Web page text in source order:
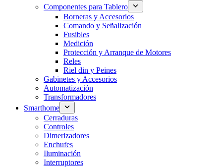
Componentes para Tablero
Borneras y Accesorios
Comando y Señalización
Fusibles
Medición
Protección y Arranque de Motores
Reles
Riel din y Peines
Gabinetes y Accesorios
Automatización
Transformadores
Smarthome
Cerraduras
Controles
Dimerizadores
Enchufes
Iluminación
Interruptores